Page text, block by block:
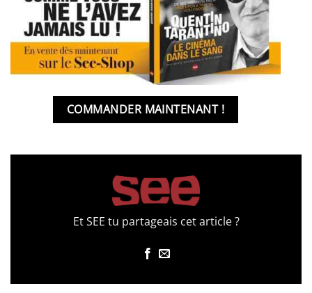
COMMANDER MAINTENANT !
Et SEE tu partageais cet article ?